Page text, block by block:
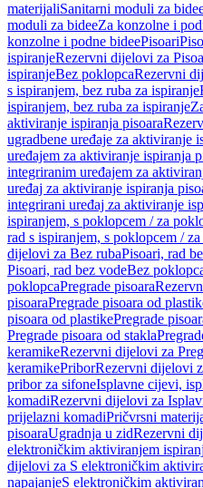
materijaliSanitarni moduli za
moduli za bideeZa konzolne i
konzolne i podne bideePisoari
ispiranjeRezervni dijelovi za
ispiranjeBez poklopcaRezervni
s ispiranjem, bez ruba za ispiranje
ispiranjem, bez ruba za ispiranje
aktiviranje ispiranja pisoara
ugradbene uređaje za aktiviranje
uređajem za aktiviranje ispiranja
integriranim uređajem za
uređaj za aktiviranje ispiranja
integrirani uređaj za aktiviranje
ispiranjem, s poklopcem / za
rad s ispiranjem, s poklopcem /
dijelovi za Bez rubaPisoari, rad
Pisoari, rad bez vodeBez
poklopcaPregrade pisoara
pisoaraPregrade pisoara od
pisoara od plastikePregrade
Pregrade pisoara od stakla
keramikeRezervni dijelovi za
keramikePriborRezervni dijelovi
pribor za sifoneIsplavne cijevi,
komadiRezervni dijelovi za
prijelazni komadiPričvrsni
pisoaraUgradnja u zidRezervni
elektroničkim aktiviranjem
dijelovi za S elektroničkim
napajanjeS elektroničkim